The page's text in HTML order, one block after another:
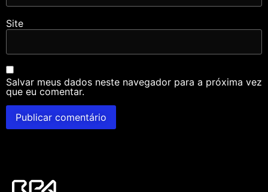
Site
Salvar meus dados neste navegador para a próxima vez
que eu comentar.